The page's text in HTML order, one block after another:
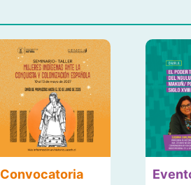
Convocatoria